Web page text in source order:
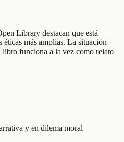
Library destacan que está
más amplias. La situación
libro funciona a la vez como relato
y en dilema moral